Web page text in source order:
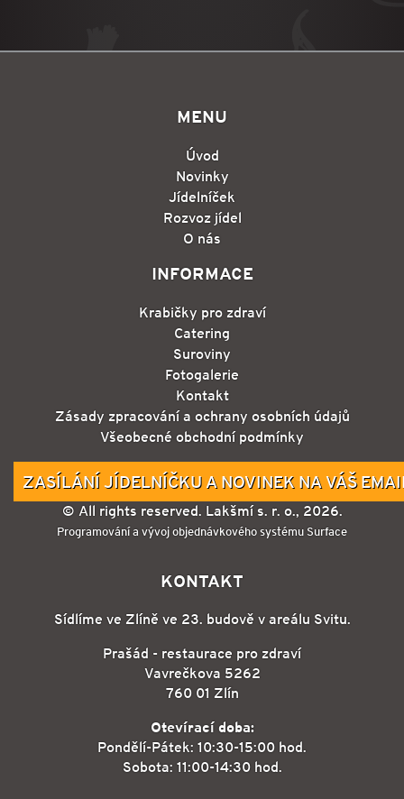
MENU
Úvod
Novinky
Jídelníček
Rozvoz jídel
O nás
INFORMACE
Krabičky pro zdraví
Catering
Suroviny
Fotogalerie
Kontakt
Zásady zpracování a ochrany osobních údajů
Všeobecné obchodní podmínky
ZASÍLÁNÍ JÍDELNÍČKU A NOVINEK NA VÁŠ
© All rights reserved. Lakšmí s. r. o., 2026.
Programování a vývoj objednávkového systému Surface
KONTAKT
Sídlíme ve Zlíně ve 23. budově v areálu Svitu.
Prašád - restaurace pro zdraví
Vavrečkova 5262
760 01 Zlín
Otevírací doba:
Pondělí-Pátek: 10:30-15:00 hod.
Sobota: 11:00-14:30 hod.